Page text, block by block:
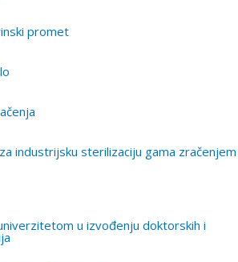
promet
industrijsku sterilizaciju gama zračenjem
u izvođenju doktorskih i